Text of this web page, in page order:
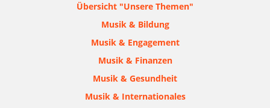
Übersicht "Unsere Themen"
Musik & Bildung
Musik & Engagement
Musik & Finanzen
Musik & Gesundheit
Musik & Internationales